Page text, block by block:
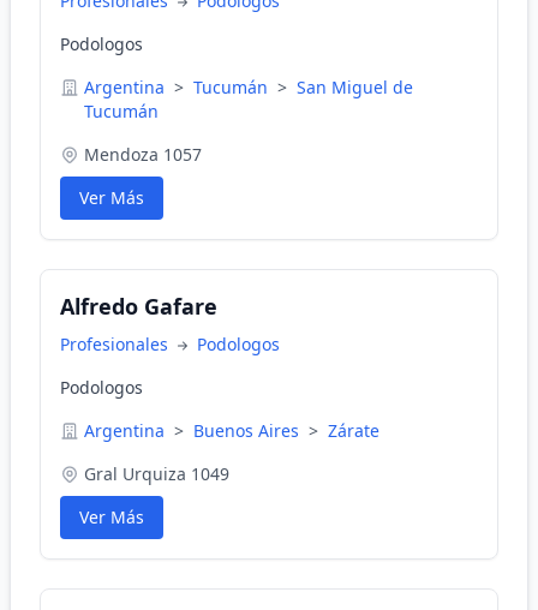
Podologos
Argentina > Tucumán > San Miguel de
Tucumán
Mendoza 1057
Ver Más
Alfredo Gafare
Profesionales
Podologos
Podologos
Argentina > Buenos Aires > Zárate
Gral Urquiza 1049
Ver Más